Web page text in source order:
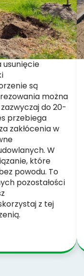
usunięcie
są
można
do 20-
przebiega
zakłócenia w
W
które
powodu. To
pozostałości
z tej